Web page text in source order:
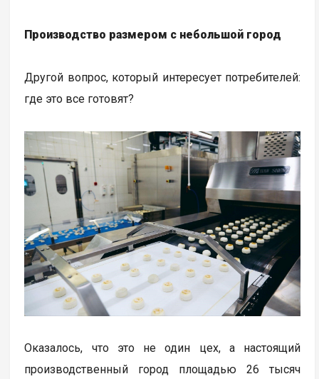
Производство размером с небольшой город
Другой вопрос, который интересует потребителей:
где это все готовят?
Оказалось, что это не один цех, а настоящий
производственный город площадью 26 тысяч